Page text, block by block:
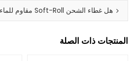
هل غطاء الشحن Soft-Roll مقاوم للماء؟
المنتجات ذات الصلة